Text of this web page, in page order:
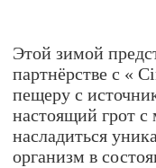
Этой зимой
партнёрстве с «
пещеру с
настоящий грот с
насладиться
организм в